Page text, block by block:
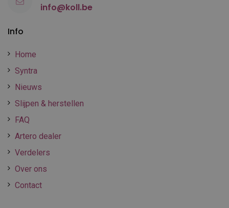
Info
Home
Syntra
Nieuws
Slijpen & herstellen
FAQ
Artero dealer
Verdelers
Over ons
Contact
info@koll.be